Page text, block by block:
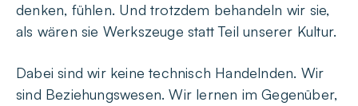
denken, fühlen. Und trotzdem behandeln wir sie,
als wären sie Werkszeuge statt Teil unserer Kultur.
Dabei sind wir keine technisch Handelnden. Wir
sind Beziehungswesen. Wir lernen im Gegenüber,